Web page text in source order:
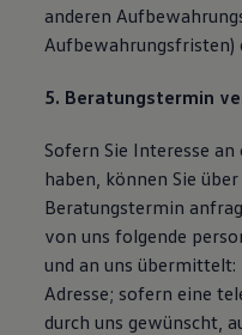
anderen
Aufbewahrungsfristen)
5. Beratungstermin
Sofern Sie Interesse
haben, können Sie
Beratungstermin
von uns folgende
und an uns
Adresse; sofern eine
durch uns gewünscht,